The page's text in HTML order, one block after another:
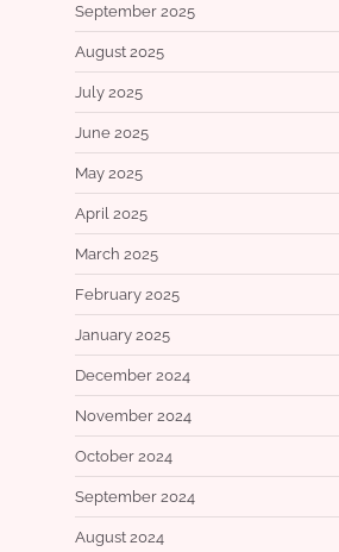
September 2025
August 2025
July 2025
June 2025
May 2025
April 2025
March 2025
February 2025
January 2025
December 2024
November 2024
October 2024
September 2024
August 2024